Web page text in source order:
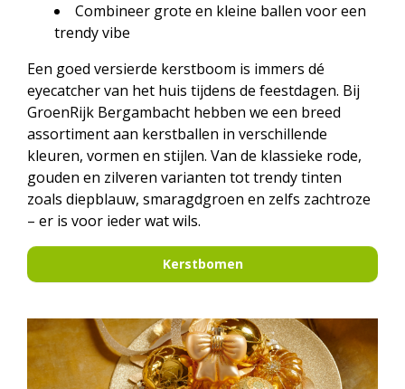
Combineer grote en kleine ballen voor een
trendy vibe
Een goed versierde kerstboom is immers dé
eyecatcher van het huis tijdens de feestdagen. Bij
GroenRijk Bergambacht hebben we een breed
assortiment aan kerstballen in verschillende
kleuren, vormen en stijlen. Van de klassieke rode,
gouden en zilveren varianten tot trendy tinten
zoals diepblauw, smaragdgroen en zelfs zachtroze
– er is voor ieder wat wils.
Kerstbomen